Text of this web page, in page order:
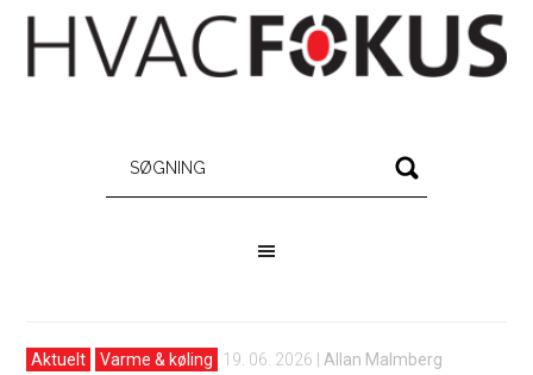
Aktuelt Varme & køling 19. 06. 2026 Allan Malmberg